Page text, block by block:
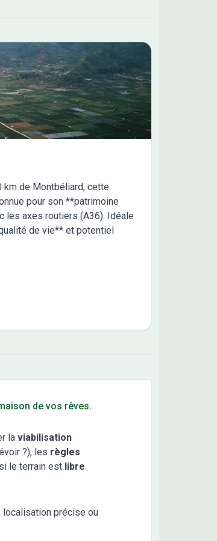
de Montbéliard, cette
pour son **patrimoine
les axes routiers (A36). Idéale
de vie** et potentiel
de vos rêves.
la viabilisation
?), les règles
le terrain est libre
localisation précise ou